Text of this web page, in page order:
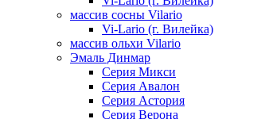
массив сосны Vilario
Vi-Lario (г. Вилейка)
массив ольхи Vilario
Эмаль Динмар
Серия Микси
Серия Авалон
Серия Астория
Серия Верона